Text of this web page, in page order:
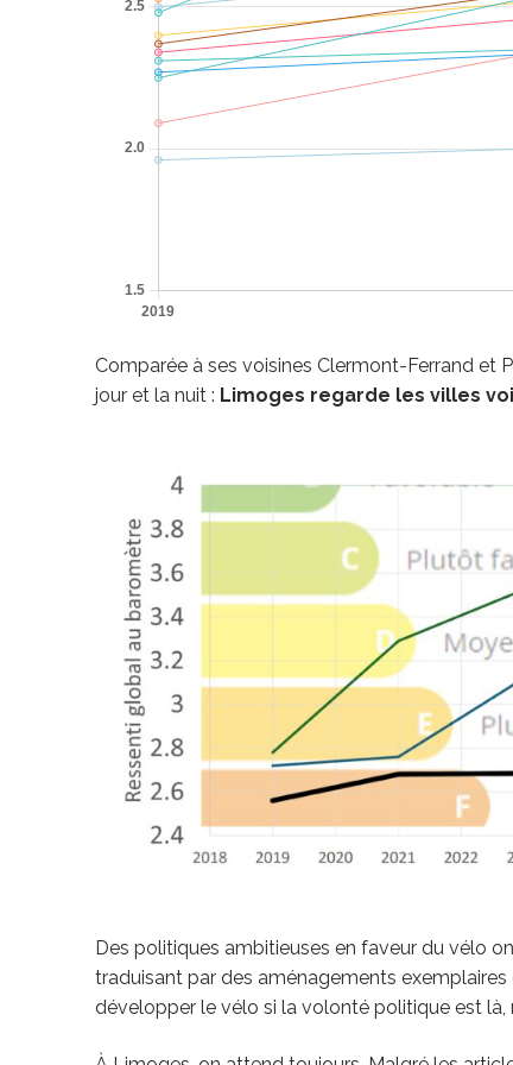
Comparée à ses voisines Clermont-Ferrand et
jour et la nuit : Limoges regarde les villes
Des politiques ambitieuses en faveur du vélo
traduisant par des aménagements
développer le vélo si la volonté politique est là,